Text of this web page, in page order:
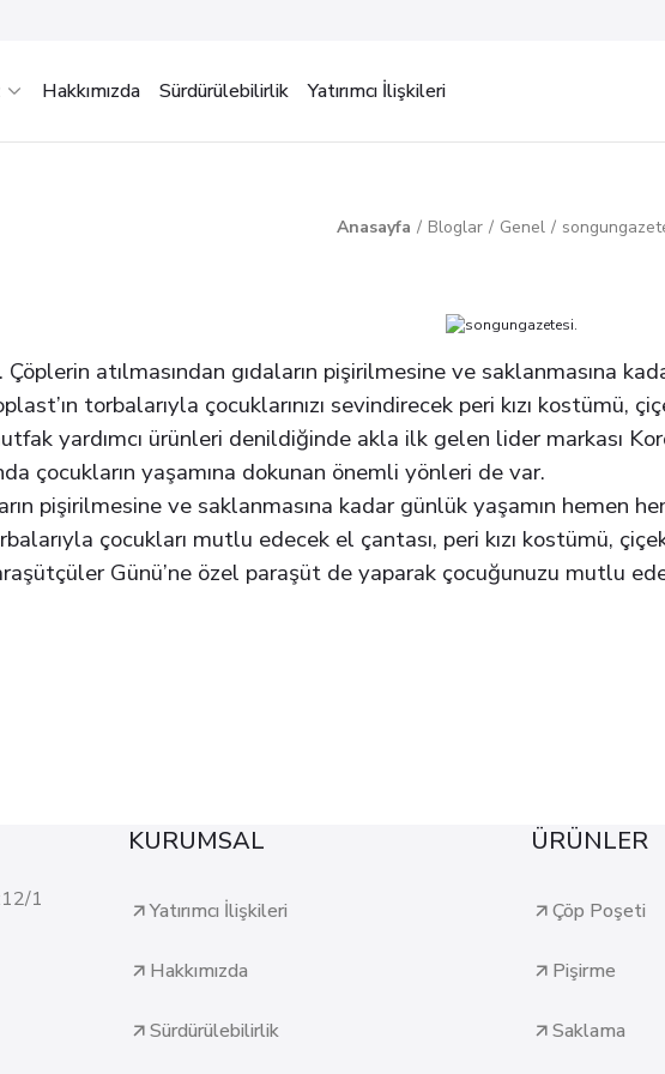
Hakkımızda Sürdürülebilirlik Yatırımcı İlişkileri
Anasayfa Bloglar Genel
atılmasından gıdaların pişirilmesine ve saklanmasına
torbalarıyla çocuklarınızı sevindirecek peri kızı
yardımcı ürünleri denildiğinde akla ilk gelen lider markası
çocukların yaşamına dokunan önemli yönleri de var.
pişirilmesine ve saklanmasına kadar günlük yaşamın hemen
çocukları mutlu edecek el çantası, peri kızı kostümü,
Günü’ne özel paraşüt de yaparak çocuğunuzu mutlu
1
KURUMSAL
Yatırımcı İlişkileri
Hakkımızda
Sürdürülebilirlik
ÜRÜNLER
Çöp Poşeti
Pişirme
Saklama